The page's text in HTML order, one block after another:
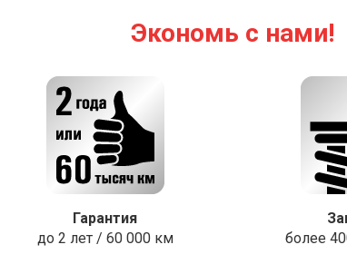
Экономь с нами!
Гарантия
до 2 лет / 60 000 км
более